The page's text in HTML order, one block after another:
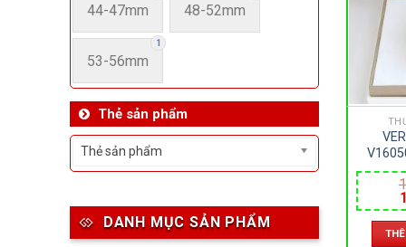
44-47mm 48-52mm
1
53-56mm
Thẻ sản phẩm
Thẻ sản phẩm
DANH MỤC SẢN PHẨM
– SIZE